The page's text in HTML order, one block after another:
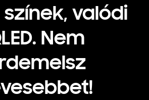
színek, valódi
Nem